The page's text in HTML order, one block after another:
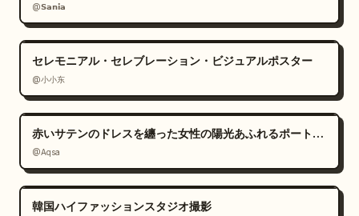
@𝗦𝗮𝗻𝗶𝗮
セレモニアル・セレブレーション・ビジュアルポスター
@小小东
赤いサテンのドレスを纏った女性の陽光あふれるポートレート
@Aqsa
韓国ハイファッションスタジオ撮影